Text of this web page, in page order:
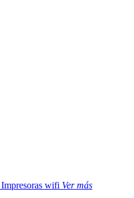
Impresoras wifi Ver más